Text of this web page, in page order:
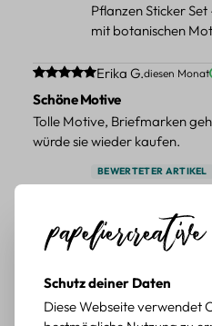
Pflanzen Sticker
mit botanischen
Durchschnittliche Bewertung
Erika G.diesen Monat
Schöne Motive
Tolle Motive, Briefmarken
würde sie wieder kaufen.
BEWERTETER ARTIKEL
Sticker mit Wald-
Durchschnittliche Bewertung
diesen Monat
Schöne Motive
Die Sticker passen gut zu
Schutz deiner Daten
Diese Webseite verwendet